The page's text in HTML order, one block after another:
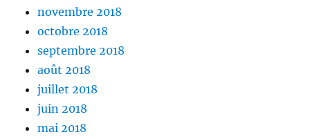
novembre 2018
octobre 2018
septembre 2018
août 2018
juillet 2018
juin 2018
mai 2018